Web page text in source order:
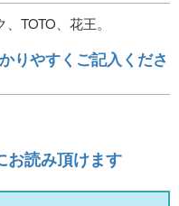
TOTO、花王。
りやすくご記入くださ
読み頂けます